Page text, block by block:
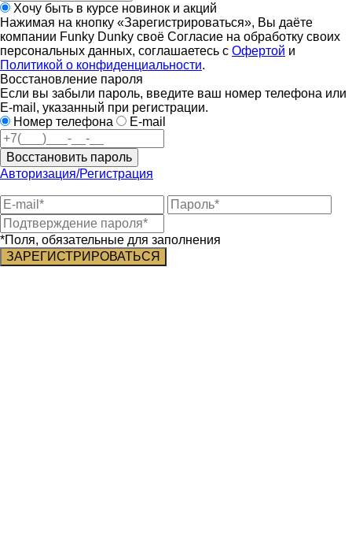
Хочу быть в курсе новинок и акций
Нажимая на кнопку «Зарегистрироваться», Вы даёте
компании Funky Dunky своё Согласие на обработку своих
персональных данных, соглашаетесь с Офертой и
Политикой о конфиденциальности.
Восстановление пароля
Если вы забыли пароль, введите ваш номер телефона или
E-mail, указанный при регистрации.
Номер телефона
E-mail
Восстановить пароль
Авторизация/Регистрация
*Поля, обязательные для заполнения